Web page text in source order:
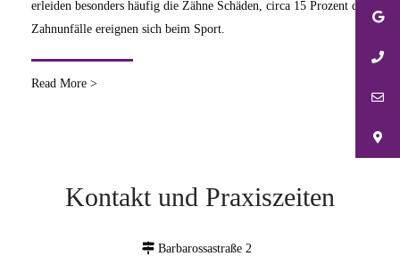
erleiden besonders häufig die Zähne Schäden, circa 15 Prozent der
Zahnunfälle ereignen sich beim Sport.
Read More >
Kontakt und Praxiszeiten
Barbarossastraße 2